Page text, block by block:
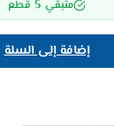
متبقي 5 قطع
إضافة إلى السلة